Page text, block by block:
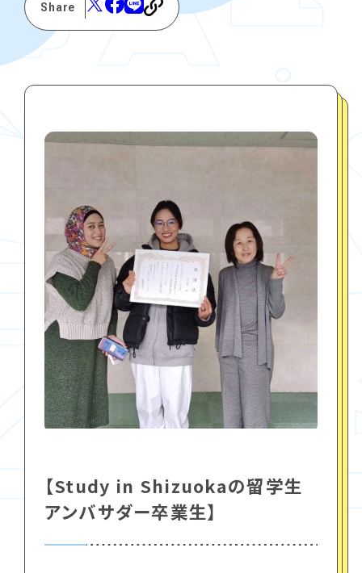
Share
【Study in Shizuokaの留学生
アンバサダー卒業生】